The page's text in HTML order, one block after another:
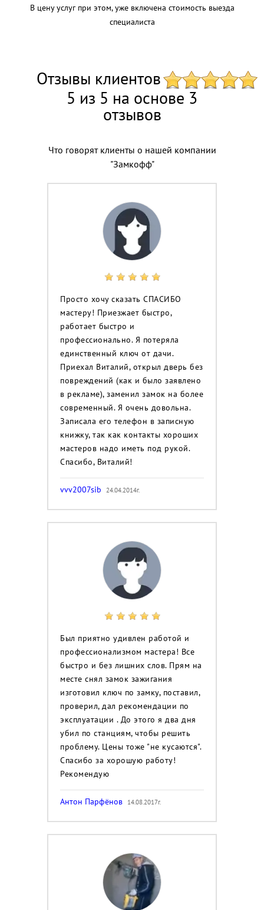
В цену услуг при этом, уже включена стоимость выезда
специалиста
Отзывы клиентов
5 из 5 на основе 3
отзывов
Что говорят клиенты о нашей компании
"Замкофф"
Просто хочу сказать СПАСИБО
мастеру! Приезжает быстро,
работает быстро и
профессионально. Я потеряла
единственный ключ от дачи.
Приехал Виталий, открыл дверь без
повреждений (как и было заявлено
в рекламе), заменил замок на более
современный. Я очень довольна.
Записала его телефон в записную
книжку, так как контакты хороших
мастеров надо иметь под рукой.
Спасибо, Виталий!
vvv2007sib 24.04.2014г.
Был приятно удивлен работой и
профессионализмом мастера! Все
быстро и без лишних слов. Прям на
месте снял замок зажигания
изготовил ключ по замку, поставил,
проверил, дал рекомендации по
эксплуатации . До этого я два дня
убил по станциям, чтобы решить
проблему. Цены тоже "не кусаются".
Спасибо за хорошую работу!
Рекомендую
Антон Парфёнов 14.08.2017г.